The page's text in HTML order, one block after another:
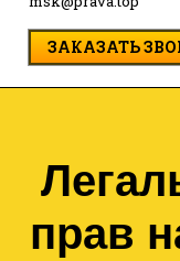
ЗАКАЗАТЬ
прав